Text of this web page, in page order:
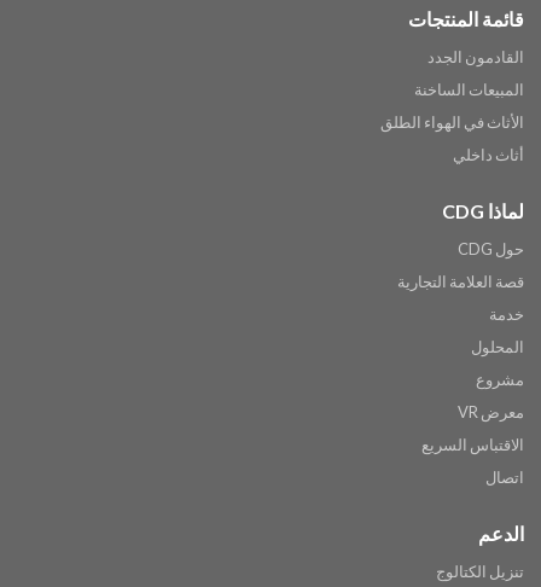
قائمة المنتجات
القادمون الجدد
المبيعات الساخنة
الأثاث في الهواء الطلق
أثاث داخلي
لماذا CDG
حول CDG
قصة العلامة التجارية
خدمة
المحلول
مشروع
معرض VR
الاقتباس السريع
اتصال
الدعم
تنزيل الكتالوج